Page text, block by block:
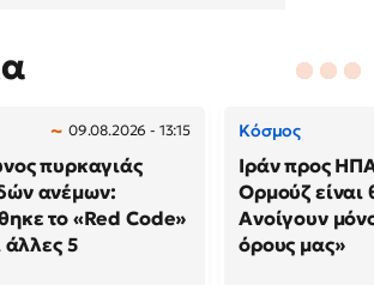
09.08.2026 - 13:15
πυρκαγιάς
ανέμων:
το «Red Code»
άλλες 5
Κόσμος
Ιράν προς
Ορμούζ είναι
Ανοίγουν
όρους μας»